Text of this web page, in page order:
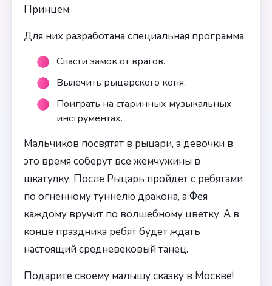
Принцем.
Для них разработана специальная программа:
Спасти замок от врагов.
Вылечить рыцарского коня.
Поиграть на старинных музыкальных
инструментах.
Мальчиков посвятят в рыцари, а девочки в
это время соберут все жемчужины в
шкатулку. После Рыцарь пройдет с ребятами
по огненному туннелю дракона, а Фея
каждому вручит по волшебному цветку. А в
конце праздника ребят будет ждать
настоящий средневековый танец.
Подарите своему малышу сказку в Москве!